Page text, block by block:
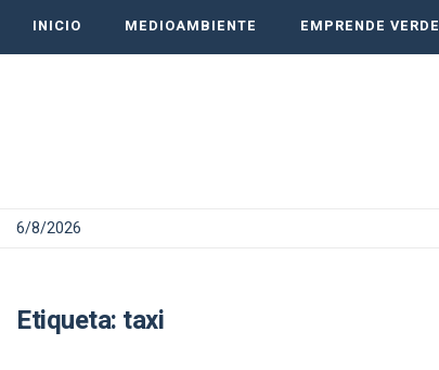
INICIO MEDIOAMBIENTE EMPRENDE VERDE
6/8/2026
Etiqueta: taxi